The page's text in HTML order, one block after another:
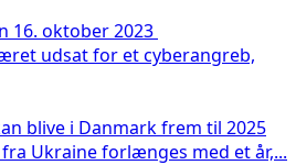
16. oktober 2023
udsat for et cyberangreb,
blive i Danmark frem til 2025
Ukraine forlænges med et år,...